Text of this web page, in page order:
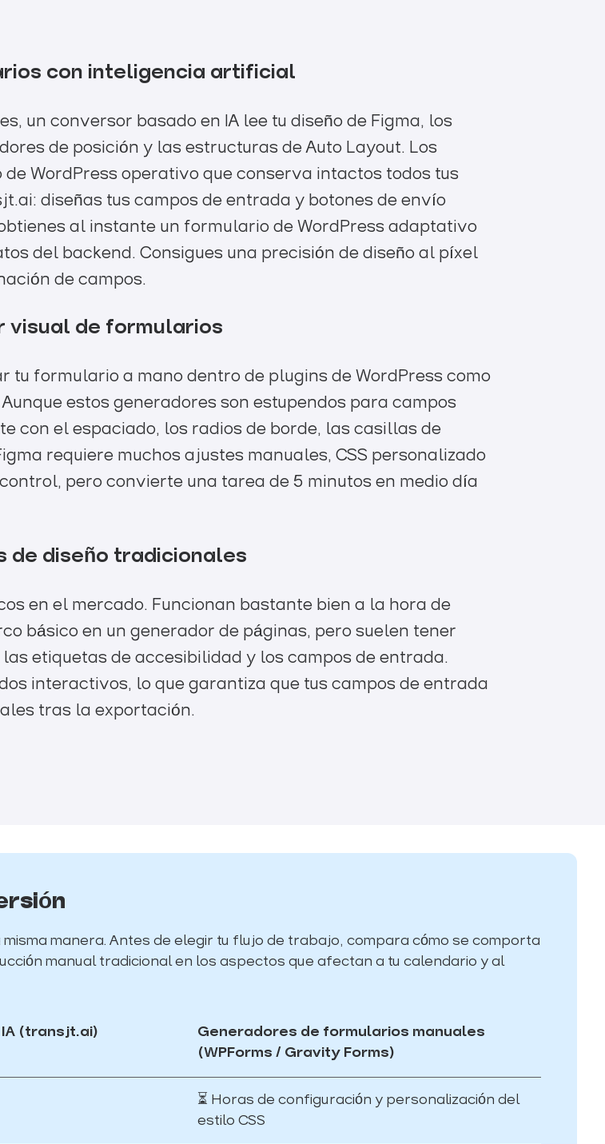
con inteligencia artificial
un conversor basado en IA lee tu diseño de Figma, los
de posición y las estructuras de Auto Layout. Los
WordPress operativo que conserva intactos todos tus
diseñas tus campos de entrada y botones de envío
al instante un formulario de WordPress adaptativo
del backend. Consigues una precisión de diseño al píxel
de campos.
visual de formularios
tu formulario a mano dentro de plugins de WordPress como
estos generadores son estupendos para campos
con el espaciado, los radios de borde, las casillas de
requiere muchos ajustes manuales, CSS personalizado
pero convierte una tarea de 5 minutos en medio día
de diseño tradicionales
en el mercado. Funcionan bastante bien a la hora de
básico en un generador de páginas, pero suelen tener
etiquetas de accesibilidad y los campos de entrada.
interactivos, lo que garantiza que tus campos de entrada
tras la exportación.
manera. Antes de elegir tu flujo de trabajo, compara cómo se comporta
manual tradicional en los aspectos que afectan a tu calendario y al
(transjt.ai)
Generadores de formularios manuales
(WPForms / Gravity Forms)
⏳ Horas de configuración y personalización del
estilo CSS